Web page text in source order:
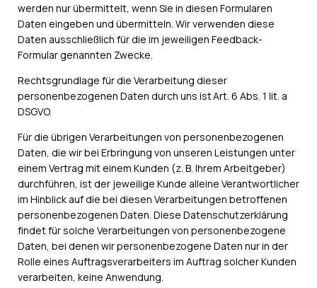
werden nur übermittelt, wenn Sie in diesen Formularen
Daten eingeben und übermitteln. Wir verwenden diese
Daten ausschließlich für die im jeweiligen Feedback-
Formular genannten Zwecke.
Rechtsgrundlage für die Verarbeitung dieser
personenbezogenen Daten durch uns ist Art. 6 Abs. 1 lit. a
DSGVO.
Für die übrigen Verarbeitungen von personenbezogenen
Daten, die wir bei Erbringung von unseren Leistungen unter
einem Vertrag mit einem Kunden (z. B. Ihrem Arbeitgeber)
durchführen, ist der jeweilige Kunde alleine Verantwortlicher
im Hinblick auf die bei diesen Verarbeitungen betroffenen
personenbezogenen Daten. Diese Datenschutzerklärung
findet für solche Verarbeitungen von personenbezogene
Daten, bei denen wir personenbezogene Daten nur in der
Rolle eines Auftragsverarbeiters im Auftrag solcher Kunden
verarbeiten, keine Anwendung.